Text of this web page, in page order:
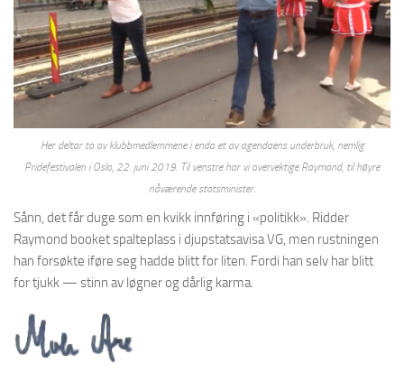
Her deltar to av klubbmedlemmene i enda et av agendaens underbruk, nemlig
Pridefestivalen i Oslo, 22. juni 2019. Til venstre har vi overvektige Raymond, til høyre
nåværende statsminister.
Sånn, det får duge som en kvikk innføring i «politikk». Ridder
Raymond booket spalteplass i djupstatsavisa VG, men rustningen
han forsøkte iføre seg hadde blitt for liten. Fordi han selv har blitt
for tjukk — stinn av løgner og dårlig karma.